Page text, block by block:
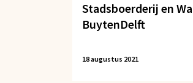
Stadsboerderij en
BuytenDelft
18 augustus 2021